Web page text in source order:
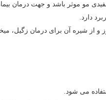
مو موثر باشد و جهت درمان
دارد.
و از شیره آن برای درمان زگیل،
می شود.